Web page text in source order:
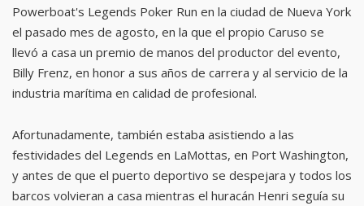
Powerboat's Legends Poker Run en la ciudad de Nueva York
el pasado mes de agosto, en la que el propio Caruso se
llevó a casa un premio de manos del productor del evento,
Billy Frenz, en honor a sus años de carrera y al servicio de la
industria marítima en calidad de profesional.
Afortunadamente, también estaba asistiendo a las
festividades del Legends en LaMottas, en Port Washington,
y antes de que el puerto deportivo se despejara y todos los
barcos volvieran a casa mientras el huracán Henri seguía su